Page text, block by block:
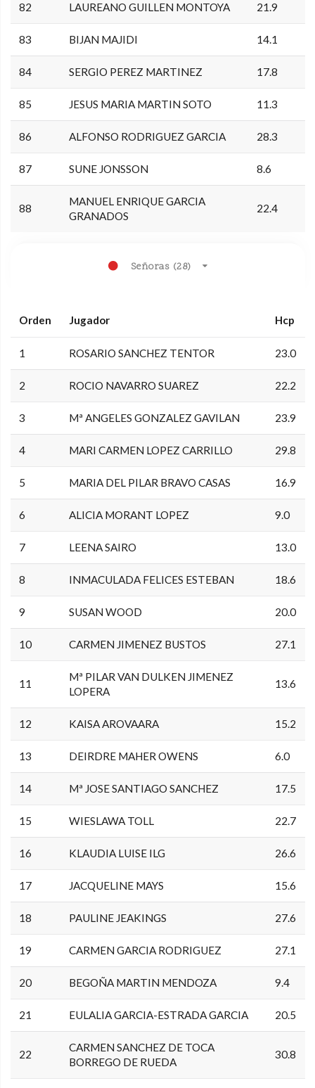
82 LAUREANO GUILLEN MONTOYA 21.9
83 BIJAN MAJIDI 14.1
84 SERGIO PEREZ MARTINEZ 17.8
85 JESUS MARIA MARTIN SOTO 11.3
86 ALFONSO RODRIGUEZ GARCIA 28.3
87 SUNE JONSSON 8.6
88
MANUEL ENRIQUE GARCIA
GRANADOS
22.4
Señoras (28)
Orden Jugador Hcp
1 ROSARIO SANCHEZ TENTOR 23.0
2 ROCIO NAVARRO SUAREZ 22.2
3 Mª ANGELES GONZALEZ GAVILAN 23.9
4 MARI CARMEN LOPEZ CARRILLO 29.8
5 MARIA DEL PILAR BRAVO CASAS 16.9
6 ALICIA MORANT LOPEZ 9.0
7 LEENA SAIRO 13.0
8 INMACULADA FELICES ESTEBAN 18.6
9 SUSAN WOOD 20.0
10 CARMEN JIMENEZ BUSTOS 27.1
11
Mª PILAR VAN DULKEN JIMENEZ
LOPERA
13.6
12 KAISA AROVAARA 15.2
13 DEIRDRE MAHER OWENS 6.0
14 Mª JOSE SANTIAGO SANCHEZ 17.5
15 WIESLAWA TOLL 22.7
16 KLAUDIA LUISE ILG 26.6
17 JACQUELINE MAYS 15.6
18 PAULINE JEAKINGS 27.6
19 CARMEN GARCIA RODRIGUEZ 27.1
20 BEGOÑA MARTIN MENDOZA 9.4
21 EULALIA GARCIA-ESTRADA GARCIA 20.5
22
CARMEN SANCHEZ DE TOCA
BORREGO DE RUEDA
30.8